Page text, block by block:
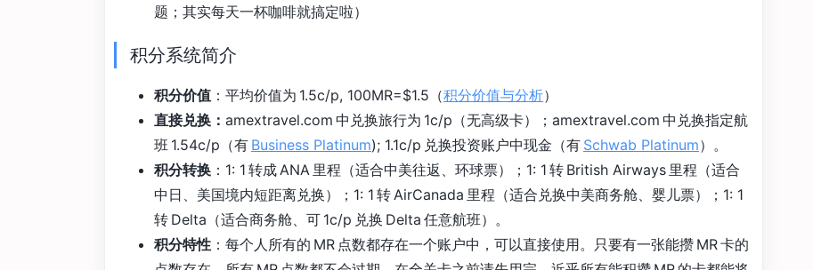
题；其实每天一杯咖啡就搞定啦）
积分系统简介
积分价值 ：平均价值为 1.5c/p, 100MR=$1.5（积分价值与分析）
直接兑换： amextravel.com 中兑换旅行为 1c/p（无高级卡）；amextravel.com 中兑换指定航
班 1.54c/p（有 Business Platinum); 1.1c/p 兑换投资账户中现金（有 Schwab Platinum）。
积分转换 ：1: 1 转成 ANA 里程（适合中美往返、环球票）；1: 1 转 British Airways 里程（适合
中日、美国境内短距离兑换）；1: 1 转 AirCanada 里程（适合兑换中美商务舱、婴儿票）；1: 1
转 Delta（适合商务舱、可 1c/p 兑换 Delta 任意航班）。
积分特性 ：每个人所有的 MR 点数都存在一个账户中，可以直接使用。只要有一张能攒 MR 卡的